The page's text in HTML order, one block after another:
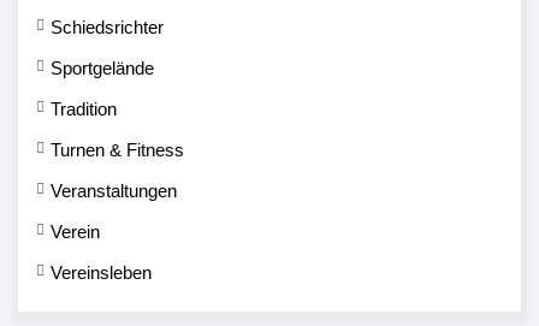
Schiedsrichter
Sportgelände
Tradition
Turnen & Fitness
Veranstaltungen
Verein
Vereinsleben